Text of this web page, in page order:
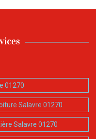
01270
Salavre 01270
Salavre 01270